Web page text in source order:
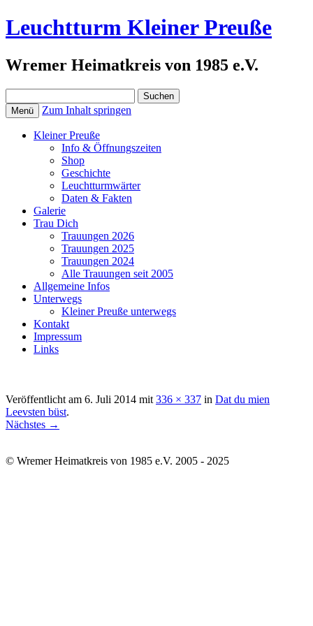
Leuchtturm Kleiner Preuße
Wremer Heimatkreis von 1985 e.V.
nach:
Menü Zum Inhalt springen
Kleiner Preuße
Info & Öffnungszeiten
Shop
Geschichte
Leuchtturmwärter
Daten & Fakten
Galerie
Trau Dich
Trauungen 2026
Trauungen 2025
Trauungen 2024
Alle Trauungen seit 2005
Allgemeine Infos
Unterwegs
Kleiner Preuße unterwegs
Kontakt
Impressum
Links
Veröffentlicht am 6. Juli 2014 mit 336 × 337 in Dat du mien
Leevsten büst.
Nächstes →
© Wremer Heimatkreis von 1985 e.V. 2005 - 2025